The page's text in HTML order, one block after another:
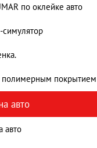
по оклейке авто
симулятор
полимерным покрытием
авто
авто